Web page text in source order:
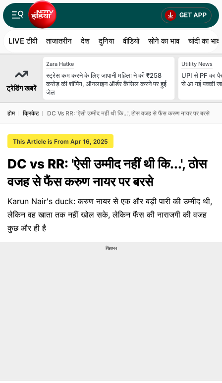
LIVE टीवी ताजातरीन देश दुनिया वीडियो सोने का भाव चांदी का भाव
ट्रेडिंग खबरें
Zara Hatke
स्ट्रेस कम करने के लिए जापानी महिला ने की ₹258
करोड़ की शॉपिंग, ऑनलाइन ऑर्डर कैंसिल करने पर हुई
जेल
Utility News
UPI से PF का
से आ गई पक्‍की
होम क्रिकेट DC Vs RR: 'ऐसी उम्मीद नहीं थी कि...', ठोस वजह से फैंस करुण नायर पर बरसे
This Article is From Apr 16, 2025
DC vs RR: 'ऐसी उम्मीद नहीं थी कि...', ठोस
वजह से फैंस करुण नायर पर बरसे
Karun Nair's duck: करुण नायर से एक और बड़ी पारी की उम्मीद थी,
लेकिन वह खाता तक नहीं खोल सके, लेकिन फैंस की नाराजगी की वजह
कुछ और ही है
विज्ञापन